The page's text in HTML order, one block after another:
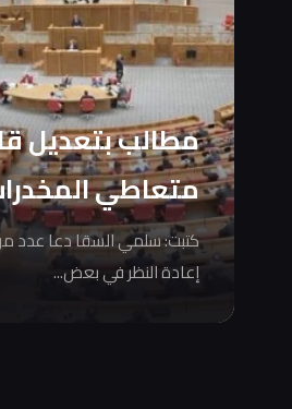
مطالب بتعديل
متعاطي
كتبت: سلمي السقا دعا عدد
إعادة النظر في بعض...